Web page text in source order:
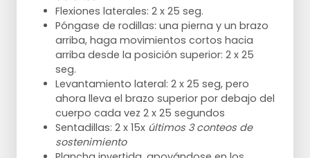
Flexiones laterales: 2 x 25 seg.
Póngase de rodillas: una pierna y un brazo
arriba, haga movimientos cortos hacia
arriba desde la posición superior: 2 x 25
seg.
Levantamiento lateral: 2 x 25 seg, pero
ahora lleva el brazo superior por debajo del
cuerpo cada vez 2 x 25 segundos
Sentadillas: 2 x 15x últimos 3 conteos de
sostenimiento